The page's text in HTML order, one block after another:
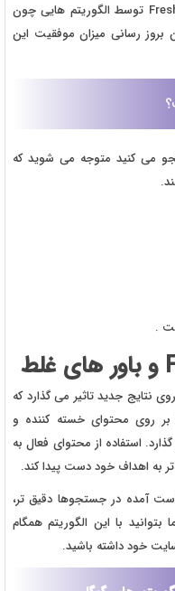
اگر چه اغلب به روز رسانی الگوریتم Freshness توسط الگوریتم هایی چون
بروز رسانی میزان موفقیت این
می کنید متوجه می شوید که
.
و باور های غلط
نتایج جدید تاثیر می گذارد که
بر روی محتوای خسته کننده و
گذارد. استفاده از محتوای فعال به
به اهداف خود دست پیدا کند.
آمده در جستجوها دقیق تر،
با این الگوریتم همگام
خود داشته باشید.